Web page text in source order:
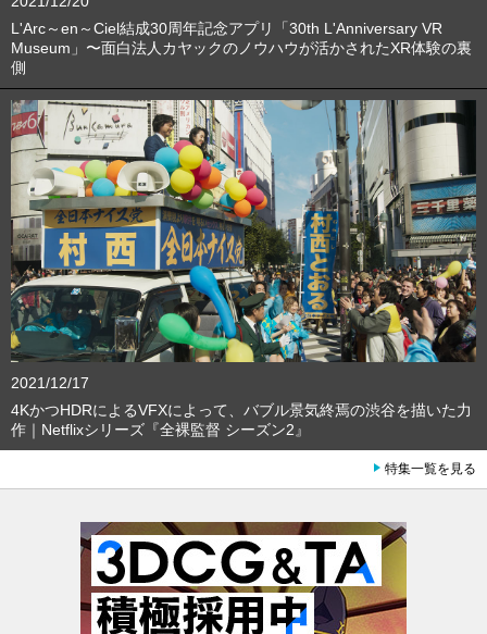
L'Arc～en～Ciel結成30周年記念アプリ「30th L'Anniversary VR
Museum」〜面白法人カヤックのノウハウが活かされたXR体験の裏
側
2021/12/17
4KかつHDRによるVFXによって、バブル景気終焉の渋谷を描いた力
作｜Netflixシリーズ『全裸監督 シーズン2』
特集一覧を見る